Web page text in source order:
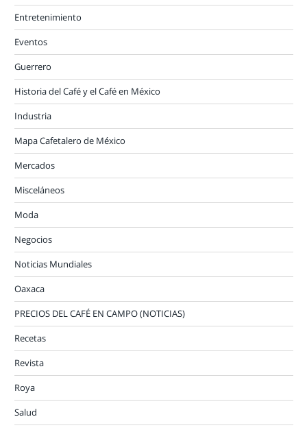
Entretenimiento
Eventos
Guerrero
Historia del Café y el Café en México
Industria
Mapa Cafetalero de México
Mercados
Misceláneos
Moda
Negocios
Noticias Mundiales
Oaxaca
PRECIOS DEL CAFÉ EN CAMPO (NOTICIAS)
Recetas
Revista
Roya
Salud